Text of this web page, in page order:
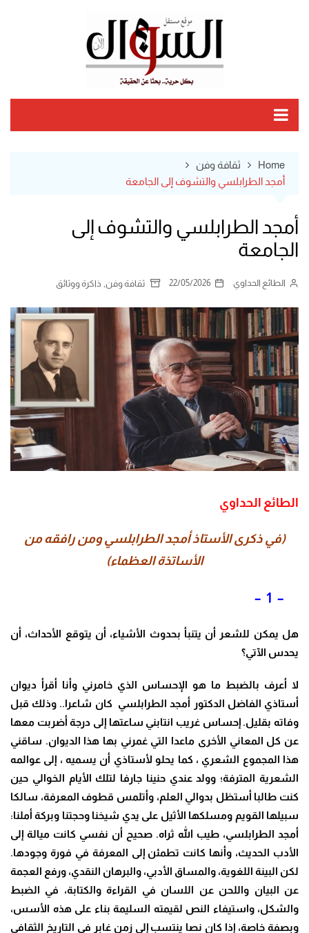
Home
ثقافة وفن
أمجد الطرابلسي والتشوف إلى الجامعة
أمجد الطرابلسي والتشوف إلى
الجامعة
الطائع الحداوي 22/05/2026 ثقافة وفن ذاكرة ووثائق
الطائع الحداوي
(في ذكرى الأستاذ أمجد الطرابلسي ومن رافقه من
الأساتذة العظماء)
– 1 –
هل يمكن للشعر أن يتنبأ بحدوث الأشياء، أن يتوقع الأحداث، أن
يحدس الآتي؟
لا أعرف بالضبط ما هو الإحساس الذي خامرني وأنا أقرأ ديوان
أستاذي الفاضل الدكتور أمجد الطرابلسي كان شاعرا.. وذلك قبل
وفاته بقليل. إحساس غريب انتابني ساعتها إلى درجة أضربت معها
عن كل المعاني الأخرى ماعدا التي غمرني بها هذا الديوان. ساقني
هذا المجموع الشعري ، كما يحلو لأستاذي أن يسميه ، إلى عوالمه
الشعرية المترفة؛ وولد عندي حنينا جارفا لتلك الأيام الخوالي حين
كنت طالبا أستظل بدوالي العلم، وأتلمس قطوف المعرفة، سالكا
سبيلها القويم ومسلكها الأثيل على يدي شيخنا وحجتنا وبركة أملنا:
أمجد الطرابلسي، طيب الله ثراه. صحيح أن نفسي كانت ميالة إلى
الأدب الحديث، وأنها كانت تطمئن إلى المعرفة في فورة وجودها.
لكن البينة اللغوية، والمساق الأدبي، والبرهان النقدي، ورفع العجمة
عن البيان واللحن عن اللسان في القراءة والكتابة، في الضبط
والشكل، واستيفاء النص لقيمته السليمة بناء على هذه الأسس،
وبصفة خاصة، إذا كان نصا ينتسب إلى زمن غابر في التاريخ الثقافي